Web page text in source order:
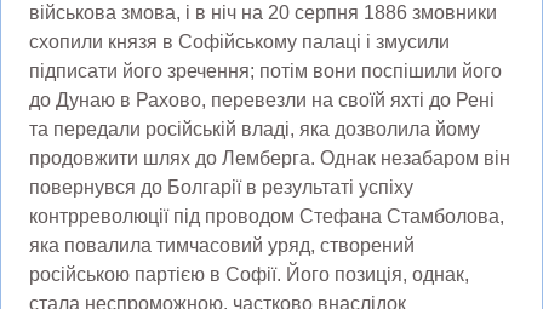
військова змова, і в ніч на 20 серпня 1886 змовники
схопили князя в Софійському палаці і змусили
підписати його зречення; потім вони поспішили його
до Дунаю в Рахово, перевезли на своїй яхті до Рені
та передали російській владі, яка дозволила йому
продовжити шлях до Лемберга. Однак незабаром він
повернувся до Болгарії в результаті успіху
контрреволюції під проводом Стефана Стамболова,
яка повалила тимчасовий уряд, створений
російською партією в Софії. Його позиція, однак,
стала неспроможною, частково внаслідок